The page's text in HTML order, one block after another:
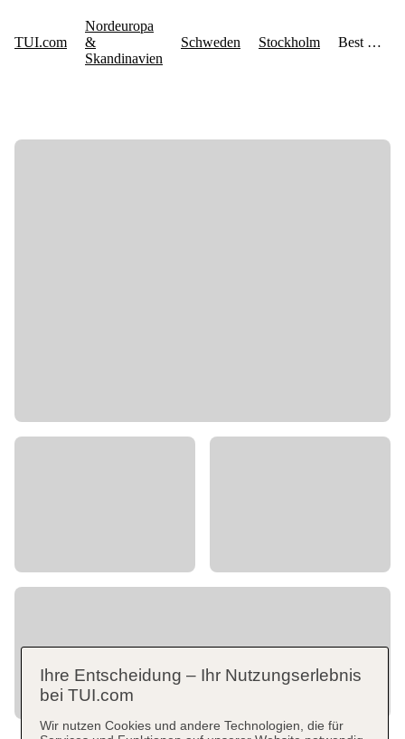
Ihre Entscheidung – Ihr Nutzungserlebnis
bei TUI.com
Wir nutzen Cookies und andere Technologien, die für